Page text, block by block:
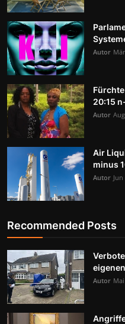
Autor
20:15
Autor
Air
minus
Autor
Recommended Posts
Autor